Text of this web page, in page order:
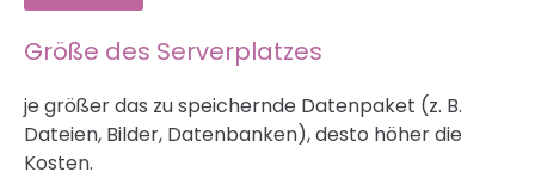
Größe des Serverplatzes
je größer das zu speichernde Datenpaket (z. B.
Dateien, Bilder, Datenbanken), desto höher die
Kosten.